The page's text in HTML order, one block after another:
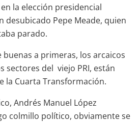
la elección presidencial
desubicado Pepe Meade, quien
parado.
a primeras, los arcaicos
sectores del viejo PRI, están
la Cuarta Transformación.
Andrés Manuel López
colmillo político, obviamente se